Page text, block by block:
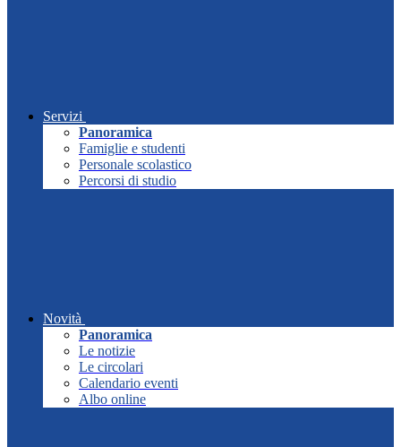
Servizi
Panoramica
Famiglie e studenti
Personale scolastico
Percorsi di studio
Novità
Panoramica
Le notizie
Le circolari
Calendario eventi
Albo online